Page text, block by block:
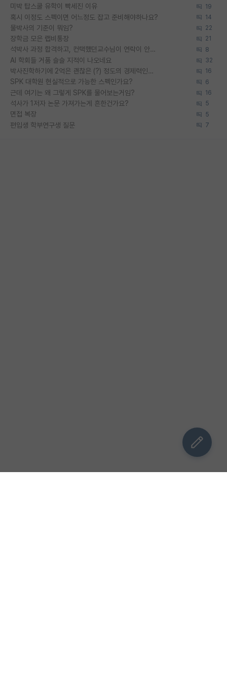
미박 탑스쿨 유학이 빡세진 이유 19
혹시 이정도 스펙이면 어느정도 잡고 준비해야하나요? 14
물박사의 기준이 뭐임? 22
장학금 모은 랩비통장 21
석박사 과정 합격하고, 컨택했던교수님이 연락이 안됩니다... 8
AI 학회들 거품 슬슬 지적이 나오네요 32
박사진학하기에 2억은 괜찮은 (?) 정도의 경제력인가요 16
SPK 대학원 현실적으로 가능한 스펙인가요? 6
근데 여기는 왜 그렇게 SPK를 물어보는거임? 16
석사가 1저자 논문 가져가는게 흔한건가요? 5
면접 복장 5
편입생 학부연구생 질문 7